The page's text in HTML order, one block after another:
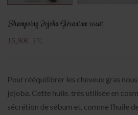
Shampoing Jojoba Géranium rosat
15,90€
Pour rééquilibrer les cheveux gras
jojoba. Cette huile, très utilisée en
sécrétion de sébum et, comme l’huile